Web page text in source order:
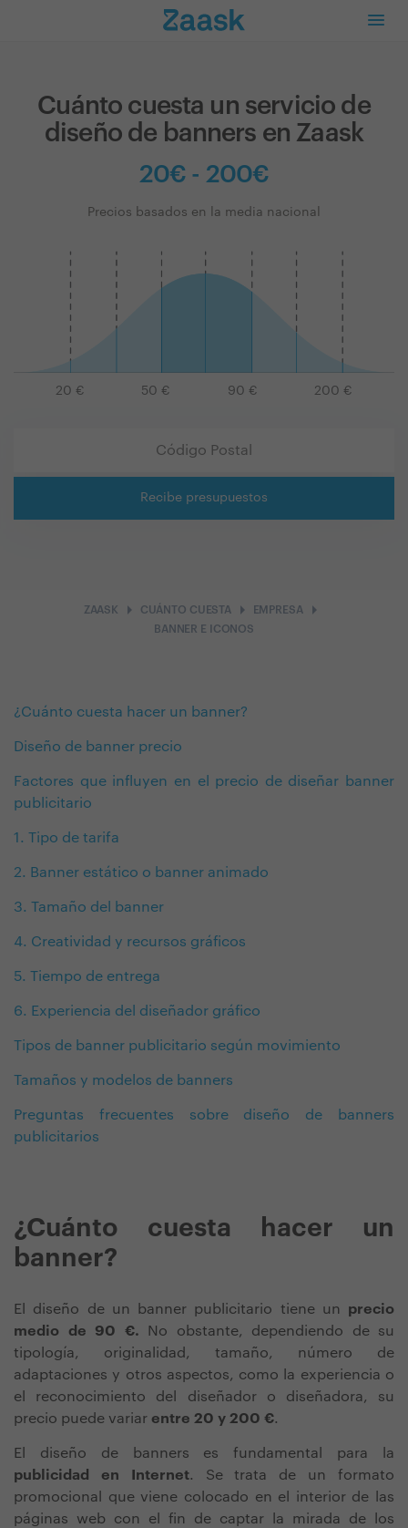
Cuánto cuesta un servicio de
diseño de banners en Zaask
20€ - 200€
Precios basados en la media nacional
20 € 50 € 90 € 200 €
Recibe presupuestos
ZAASK arrow_right CUÁNTO CUESTA arrow_right EMPRESAarrow_right
BANNER E ICONOS
¿Cuánto cuesta hacer un banner?
Diseño de banner precio
Factores que influyen en el precio de diseñar banner
publicitario
1. Tipo de tarifa
2. Banner estático o banner animado
3. Tamaño del banner
4. Creatividad y recursos gráficos
5. Tiempo de entrega
6. Experiencia del diseñador gráfico
Tipos de banner publicitario según movimiento
Tamaños y modelos de banners
Preguntas frecuentes sobre diseño de banners
publicitarios
¿Cuánto cuesta hacer un
banner?
El diseño de un banner publicitario tiene un precio
medio de 90 €. No obstante, dependiendo de su
tipología, originalidad, tamaño, número de
adaptaciones y otros aspectos, como la experiencia o
el reconocimiento del diseñador o diseñadora, su
precio puede variar entre 20 y 200 €.
El diseño de banners es fundamental para la
publicidad en Internet. Se trata de un formato
promocional que viene colocado en el interior de las
páginas web con el fin de captar la mirada de los